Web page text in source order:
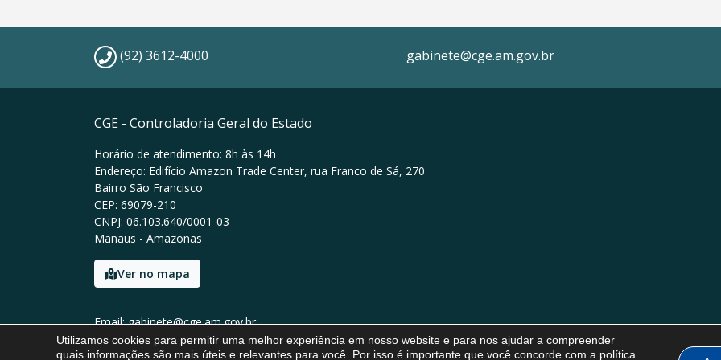
(92) 3612-4000 gabinete@cge.am.gov.br
CGE - Controladoria Geral do Estado
Horário de atendimento: 8h às 14h
Endereço: Edifício Amazon Trade Center, rua Franco de Sá, 270
Bairro São Francisco
CEP: 69079-210
CNPJ: 06.103.640/0001-03
Manaus - Amazonas
Ver no mapa
Email: gabinete@cge.am.gov.br
Tel: (92) 3612-4000
Utilizamos cookies para permitir uma melhor experiência em nosso website e para nos ajudar a compreender
quais informações são mais úteis e relevantes para você. Por isso é importante que você concorde com a política